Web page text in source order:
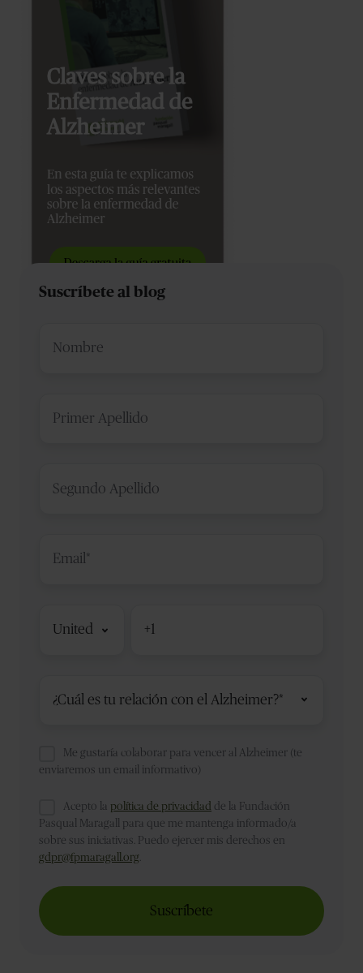
Suscríbete al blog
Apellido*
Apellido*
Me gustaría colaborar para vencer al Alzheimer (te
enviaremos un email informativo)
Acepto la política de privacidad de la Fundación
Pasqual Maragall para que me mantenga informado/a
sobre sus iniciativas. Puedo ejercer mis derechos en
gdpr@fpmaragall.org.